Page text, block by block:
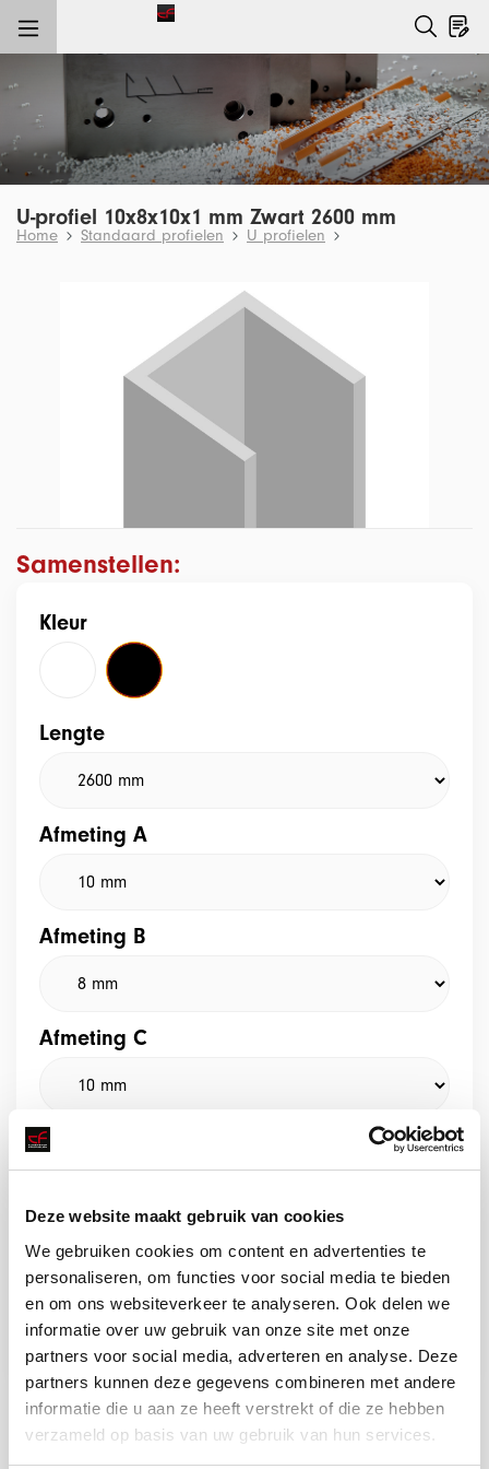
Deze website maakt gebruik van cookies
We gebruiken cookies om content en advertenties te
personaliseren, om functies voor social media te bieden
en om ons websiteverkeer te analyseren. Ook delen we
informatie over uw gebruik van onze site met onze
partners voor social media, adverteren en analyse. Deze
partners kunnen deze gegevens combineren met andere
informatie die u aan ze heeft verstrekt of die ze hebben
verzameld op basis van uw gebruik van hun services.
U-profiel 10x8x10x1 mm Zwart 2600 mm
Home Standaard profielen U profielen
Samenstellen:
Kleur
Lengte
Afmeting A
Afmeting B
Afmeting C
Afmeting D
Offerte aanvragen